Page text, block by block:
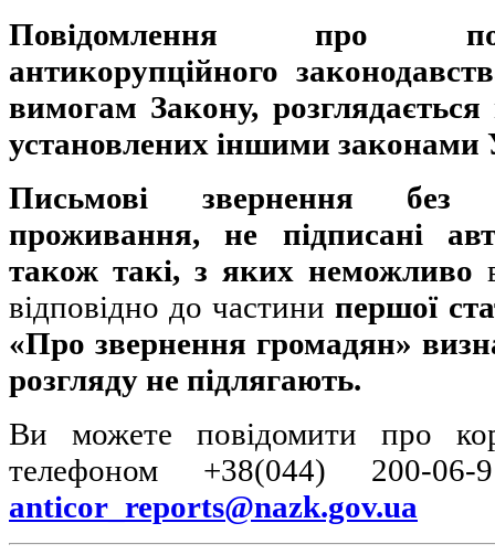
Повідомлення про
антикорупційного
вимогам Закону, розглядається
установлених іншими законами
Письмові звернення без
проживання, не підписані
також такі, з яких неможливо
відповідно до частини першої
«Про звернення громадян»
розгляду не підлягають.
Ви можете повідомити про
телефоном +38(044) 200-
anticor_reports@nazk.gov.ua